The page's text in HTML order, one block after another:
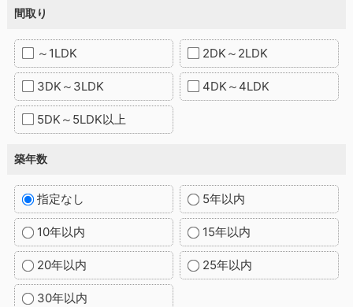
間取り
～1LDK 2DK～2LDK
3DK～3LDK 4DK～4LDK
5DK～5LDK以上
築年数
指定なし 5年以内
10年以内 15年以内
20年以内 25年以内
30年以内